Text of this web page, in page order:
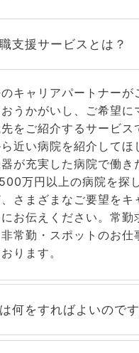
支援サービスとは？
キャリアパートナーが
うかがいし、ご希望に
をご紹介するサービス
ら近い病院を紹介してほ
器が充実した病院で働き
万円以上の病院を探
さまざまなご要望をキ
お伝えください。常勤
常勤・スポットのお仕
ります。
何をすればよいので
だきましたら、弊社担